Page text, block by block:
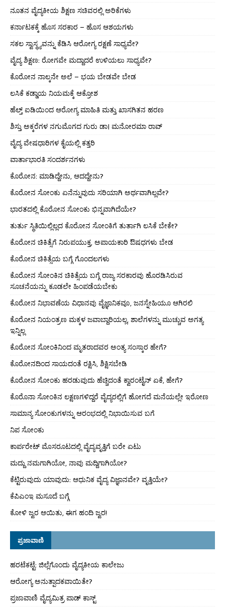
ನೂತನ ವೈದ್ಯಕೀಯ ಶಿಕ್ಷಣ ಸಚಿವರಲ್ಲಿ ಅರಿಕೆಗಳು
ಕರ್ನಾಟಕಕ್ಕೆ ಹೊಸ ಸರಕಾರ – ಹೊಸ ಆಶಯಗಳು
ಸಕಲ ಸ್ವಾಸ್ಥ್ಯವನ್ನು ಕೆಡಿಸಿ ಆರೋಗ್ಯ ರಕ್ಷಣೆ ಸಾಧ್ಯವೇ?
ವೈದ್ಯ ಶಿಕ್ಷಣ: ರೋಗವೇ ಮದ್ದಾದರೆ ಉಳಿಯಲು ಸಾಧ್ಯವೇ?
ಕೊರೋನ ನಾಲ್ಕನೇ ಅಲೆ – ಭಯ ಬೇಡವೇ ಬೇಡ
ಲಸಿಕೆ ಕಡ್ಡಾಯ ನಿಯಮಕ್ಕೆ ಆಕ್ರೋಶ
ಹೆಲ್ತ್ ಐಡಿಯಿಂದ ಆರೋಗ್ಯ ಮಾಹಿತಿ ಮತ್ತು ಖಾಸಗಿತನ ಹರಣ
ಶಿಸ್ತು ಅಕ್ಕರೆಗಳ ನಗುಮೊಗದ ಗುರು ಡಾ। ಮನೋರಮಾ ರಾವ್
ವೈದ್ಯ ವೇಷಧಾರಿಗಳ ಕೈಯಲ್ಲಿ ಕತ್ತರಿ
ವಾರ್ತಾಭಾರತಿ ಸಂದರ್ಶನಗಳು
ಕೊರೋನ: ಮಾಡಿದ್ದೇನು, ಆದದ್ದೇನು?
ಕೊರೋನ ಸೋಂಕು ಏನೆನ್ನುವುದು ಸರಿಯಾಗಿ ಅರ್ಥವಾಗಿಲ್ಲವೇ?
ಭಾರತದಲ್ಲಿ ಕೊರೋನ ಸೋಂಕು ಭಿನ್ನವಾಗಿದೆಯೇ?
ತುರ್ತು ಸ್ಥಿತಿಯಿಲ್ಲಿಲ್ಲದ ಕೊರೋನ ಸೋಂಕಿಗೆ ತುರ್ತಾಗಿ ಲಸಿಕೆ ಬೇಕೇ?
ಕೊರೋನ ಚಿಕಿತ್ಸೆಗೆ ನಿರುಪಯುಕ್ತ, ಅಪಾಯಕಾರಿ ಔಷಧಗಳು ಬೇಡ
ಕೊರೋನ ಚಿಕಿತ್ಸೆಯ ಬಗ್ಗೆ ಗೊಂದಲಗಳು
ಕೊರೋನ ಸೋಂಕಿನ ಚಿಕಿತ್ಸೆಯ ಬಗ್ಗೆ ರಾಜ್ಯ ಸರಕಾರವು ಹೊರಡಿಸಿರುವ
ಸೂಚನೆಯನ್ನು ಕೂಡಲೇ ಹಿಂಪಡೆಯಬೇಕು
ಕೊರೋನ ನಿಭಾವಣೆಯ ವಿಧಾನವು ವೈಜ್ಞಾನಿಕವೂ, ಜನಸ್ನೇಹಿಯೂ ಆಗಿರಲಿ
ಕೊರೋನ ನಿಯಂತ್ರಣ ಮಕ್ಕಳ ಜವಾಬ್ದಾರಿಯಲ್ಲ, ಶಾಲೆಗಳನ್ನು ಮುಚ್ಚುವ ಅಗತ್ಯ
ಇನ್ನಿಲ್ಲ
ಕೊರೋನ ಸೋಂಕಿನಿಂದ ಮೃತರಾದವರ ಅಂತ್ಯ ಸಂಸ್ಕಾರ ಹೇಗೆ?
ಕೊರೋನದಿಂದ ಸಾಯದಂತೆ ರಕ್ಷಿಸಿ, ಶಿಕ್ಷಿಸಬೇಡಿ
ಕೊರೋನ ಸೋಂಕು ಹರಡುವುದು ಹೆಚ್ಚಿದಂತೆ ಕ್ವಾರಂಟೈನ್ ಏಕೆ, ಹೇಗೆ?
ಕೊರೊನಾ ಸೋಂಕಿನ ಲಕ್ಷಣಗಳಿದ್ದರೆ ವೈದ್ಯರಲ್ಲಿಗೆ ಹೋಗದೆ ಮನೆಯಲ್ಲೇ ಇರೋಣ
ಸಾಮಾನ್ಯ ಸೋಂಕುಗಳನ್ನು ಆರಂಭದಲ್ಲಿ ನಿಭಾಯಿಸುವ ಬಗೆ
ನಿಪ ಸೋಂಕು
ಕಾರ್ಪರೇಟ್ ಮೊಸರೂಟದಲ್ಲಿ ವೈದ್ಯವೃತ್ತಿಗೆ ಬರೇ ಏಟು
ಮದ್ದು ನಮಗಾಗಿಯೋ, ನಾವು ಮದ್ದಿಗಾಗಿಯೋ?
ಕೆಟ್ಟಿರುವುದು ಯಾವುದು: ಆಧುನಿಕ ವೈದ್ಯ ವಿಜ್ಞಾನವೇ? ವೃತ್ತಿಯೇ?
ಕೆಪಿಎಂಇ ಮಸೂದೆ ಬಗ್ಗೆ
ಕೋಳಿ ಜ್ವರ ಆಯಿತು, ಈಗ ಹಂದಿ ಜ್ವರ!
ಪ್ರಜಾವಾಣಿ
ಹರಟೆಕಟ್ಟೆ: ಜಿಲ್ಲೆಗೊಂದು ವೈದ್ಯಕೀಯ ಕಾಲೇಜು
ಆರೋಗ್ಯ ಅನುತ್ಪಾದಕವಾಯಿತೇ?
ಪ್ರಜಾವಾಣಿ ವೈದ್ಯಮಿತ್ರ ಪಾಡ್ ಕಾಸ್ಟ್